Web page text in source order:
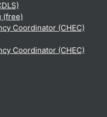
(free)
Coordinator (CHEC)
Coordinator (CHEC)